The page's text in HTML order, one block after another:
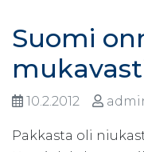
Suomi
10.2.2012
Pakkasta oli